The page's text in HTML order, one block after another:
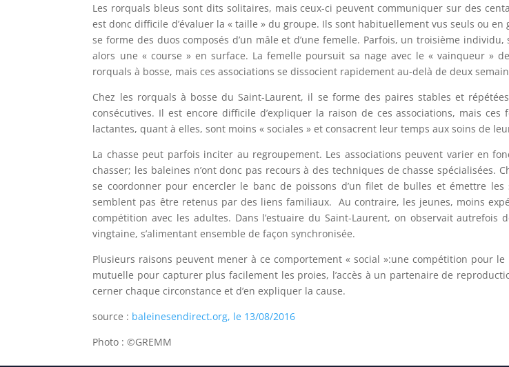
Les rorquals bleus sont dits solitaires, mais ceux-ci peuvent communiquer sur des
est donc difficile d’évaluer la « taille » du groupe. Ils sont habituellement vus seuls ou en
se forme des duos composés d’un mâle et d’une femelle. Parfois, un troisième
alors une « course » en surface. La femelle poursuit sa nage avec le « vainqueur »
rorquals à bosse, mais ces associations se dissocient rapidement au-delà de deux
Chez les rorquals à bosse du Saint-Laurent, il se forme des paires stables et
consécutives. Il est encore difficile d’expliquer la raison de ces associations, mais
lactantes, quant à elles, sont moins « sociales » et consacrent leur temps aux soins de
La chasse peut parfois inciter au regroupement. Les associations peuvent varier en
chasser; les baleines n’ont donc pas recours à des techniques de chasse spécialisées.
se coordonner pour encercler le banc de poissons d’un filet de bulles et émettre
semblent pas être retenus par des liens familiaux. Au contraire, les jeunes, moins
compétition avec les adultes. Dans l’estuaire du Saint-Laurent, on observait autrefois
vingtaine, s’alimentant ensemble de façon synchronisée.
Plusieurs raisons peuvent mener à ce comportement « social »:une compétition pour
mutuelle pour capturer plus facilement les proies, l’accès à un partenaire de
cerner chaque circonstance et d’en expliquer la cause.
source : baleinesendirect.org, le 13/08/2016
Photo : ©GREMM